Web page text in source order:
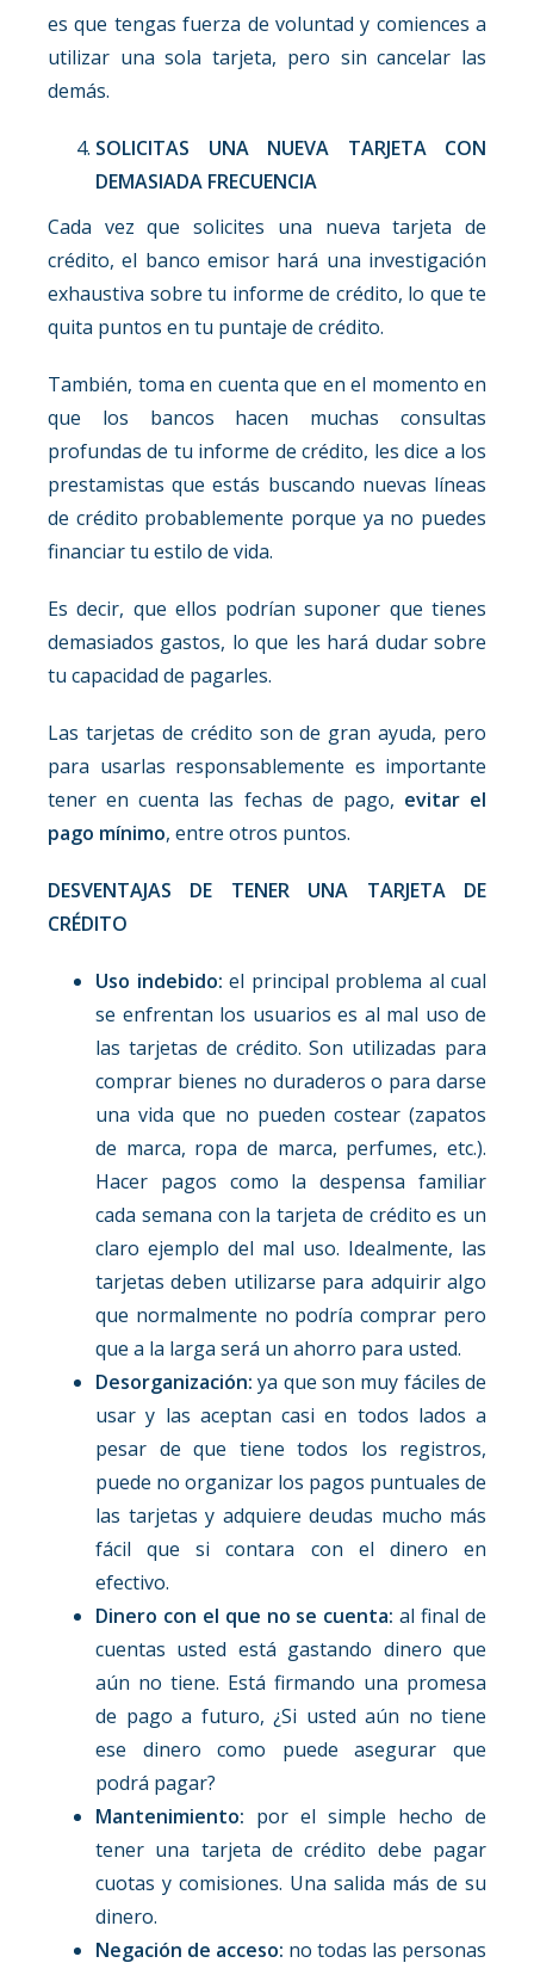
es que tengas fuerza de voluntad y comiences a
utilizar una sola tarjeta, pero sin cancelar las
demás.
SOLICITAS UNA NUEVA TARJETA CON
DEMASIADA FRECUENCIA
Cada vez que solicites una nueva tarjeta de
crédito, el banco emisor hará una investigación
exhaustiva sobre tu informe de crédito, lo que te
quita puntos en tu puntaje de crédito.
También, toma en cuenta que en el momento en
que los bancos hacen muchas consultas
profundas de tu informe de crédito, les dice a los
prestamistas que estás buscando nuevas líneas
de crédito probablemente porque ya no puedes
financiar tu estilo de vida.
Es decir, que ellos podrían suponer que tienes
demasiados gastos, lo que les hará dudar sobre
tu capacidad de pagarles.
Las tarjetas de crédito son de gran ayuda, pero
para usarlas responsablemente es importante
tener en cuenta las fechas de pago, evitar el
pago mínimo, entre otros puntos.
DESVENTAJAS DE TENER UNA TARJETA DE
CRÉDITO
Uso indebido: el principal problema al cual
se enfrentan los usuarios es al mal uso de
las tarjetas de crédito. Son utilizadas para
comprar bienes no duraderos o para darse
una vida que no pueden costear (zapatos
de marca, ropa de marca, perfumes, etc.).
Hacer pagos como la despensa familiar
cada semana con la tarjeta de crédito es un
claro ejemplo del mal uso. Idealmente, las
tarjetas deben utilizarse para adquirir algo
que normalmente no podría comprar pero
que a la larga será un ahorro para usted.
Desorganización:ya que son muy fáciles de
usar y las aceptan casi en todos lados a
pesar de que tiene todos los registros,
puede no organizar los pagos puntuales de
las tarjetas y adquiere deudas mucho más
fácil que si contara con el dinero en
efectivo.
Dinero con el que no se cuenta:al final de
cuentas usted está gastando dinero que
aún no tiene. Está firmando una promesa
de pago a futuro, ¿Si usted aún no tiene
ese dinero como puede asegurar que
podrá pagar?
Mantenimiento: por el simple hecho de
tener una tarjeta de crédito debe pagar
cuotas y comisiones. Una salida más de su
dinero.
Negación de acceso: no todas las personas